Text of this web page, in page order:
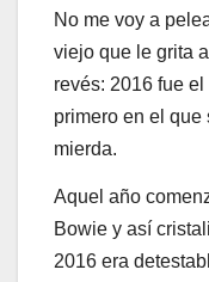
No me voy a
viejo que le grita
revés: 2016 fue
primero en el que
mierda.
Aquel año
Bowie y así
2016 era